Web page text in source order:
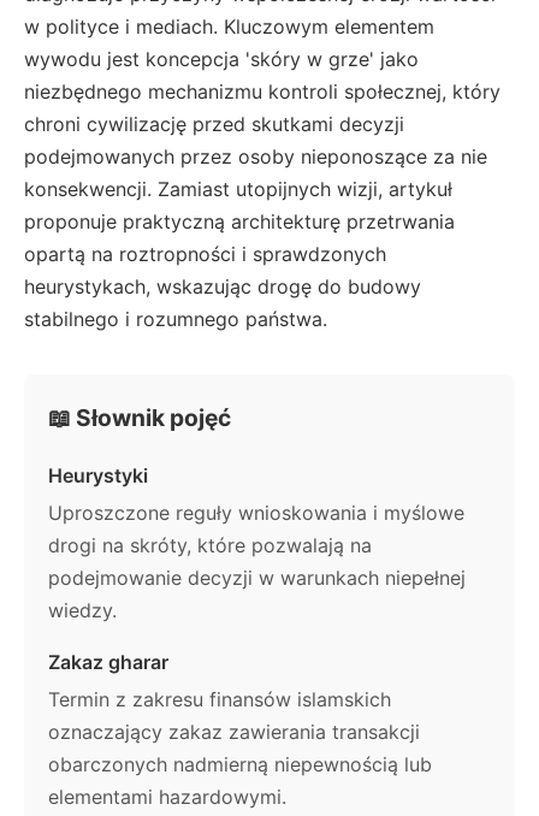
w polityce i mediach. Kluczowym elementem
wywodu jest koncepcja 'skóry w grze' jako
niezbędnego mechanizmu kontroli społecznej, który
chroni cywilizację przed skutkami decyzji
podejmowanych przez osoby nieponoszące za nie
konsekwencji. Zamiast utopijnych wizji, artykuł
proponuje praktyczną architekturę przetrwania
opartą na roztropności i sprawdzonych
heurystykach, wskazując drogę do budowy
stabilnego i rozumnego państwa.
📖 Słownik pojęć
Heurystyki
Uproszczone reguły wnioskowania i myślowe
drogi na skróty, które pozwalają na
podejmowanie decyzji w warunkach niepełnej
wiedzy.
Zakaz gharar
Termin z zakresu finansów islamskich
oznaczający zakaz zawierania transakcji
obarczonych nadmierną niepewnością lub
elementami hazardowymi.